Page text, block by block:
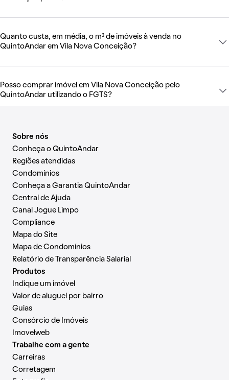
Quanto custa, em média, o m² de imóveis à venda no
QuintoAndar em Vila Nova Conceição?
Posso comprar imóvel em Vila Nova Conceição pelo
QuintoAndar utilizando o FGTS?
Sobre nós
Conheça o QuintoAndar
Regiões atendidas
Condomínios
Conheça a Garantia QuintoAndar
Central de Ajuda
Canal Jogue Limpo
Compliance
Mapa do Site
Mapa de Condomínios
Relatório de Transparência Salarial
Produtos
Indique um imóvel
Valor de aluguel por bairro
Guias
Consórcio de Imóveis
Imovelweb
Trabalhe com a gente
Carreiras
Corretagem